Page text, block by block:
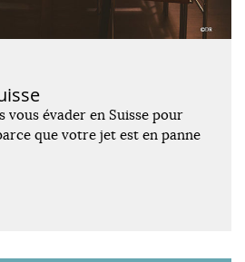
vous évader en Suisse pour
que votre jet est en panne